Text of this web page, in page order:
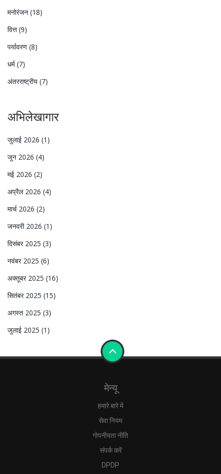
मनोरंजन (18)
वित्त(9)
पर्यावरण (8)
धर्म(7)
अंतरराष्ट्रीय (7)
अभिलेखागार
जुलाई 2026 (1)
जून 2026 (4)
मई 2026 (2)
अप्रैल 2026 (4)
मार्च 2026 (2)
जनवरी 2026 (1)
दिसंबर 2025 (3)
नवंबर 2025 (6)
अक्तूबर 2025 (16)
सितंबर 2025 (15)
अगस्त 2025 (3)
जुलाई 2025 (1)
मेन्यू
हमारे बारे में
सेवा नियम
गोपनीयता नीति
संपर्क करें
DPDP